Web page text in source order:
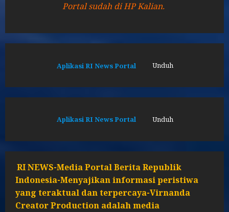
Portal sudah di HP Kalian.
Aplikasi RI News Portal Unduh
Aplikasi RI News Portal Unduh
RI NEWS-Media Portal Berita Republik
Indonesia-Menyajikan informasi peristiwa
yang teraktual dan terpercaya-Virnanda
Creator Production adalah media